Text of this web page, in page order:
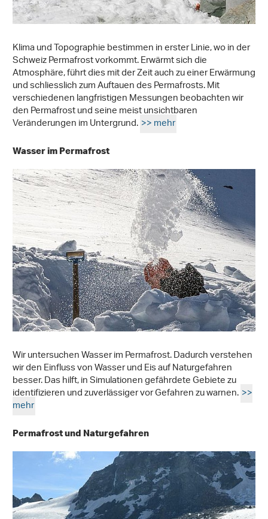
Klima und Topographie bestimmen in erster Linie, wo in der
Schweiz Permafrost vorkommt. Erwärmt sich die
Atmosphäre, führt dies mit der Zeit auch zu einer Erwärmung
und schliesslich zum Auftauen des Permafrosts. Mit
verschiedenen langfristigen Messungen beobachten wir
den Permafrost und seine meist unsichtbaren
Veränderungen im Untergrund.>> mehr
Wasser im Permafrost
Wir untersuchen Wasser im Permafrost. Dadurch verstehen
wir den Einfluss von Wasser und Eis auf Naturgefahren
besser. Das hilft, in Simulationen gefährdete Gebiete zu
identifizieren und zuverlässiger vor Gefahren zu warnen.>>
mehr
Permafrost und Naturgefahren